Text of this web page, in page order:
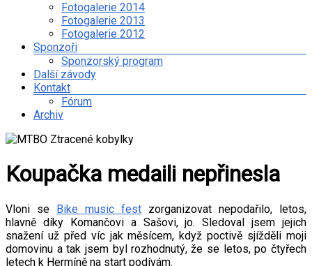
Fotogalerie 2014
Fotogalerie 2013
Fotogalerie 2012
Sponzoři
Sponzorský program
Další závody
Kontakt
Fórum
Archiv
Koupačka medaili nepřinesla
Vloni se Bike music fest zorganizovat nepodařilo, letos,
hlavně díky Komančovi a Sašovi, jo. Sledoval jsem jejich
snažení už před víc jak měsícem, když poctivě sjížděli moji
domovinu a tak jsem byl rozhodnutý, že se letos, po čtyřech
letech k Hermíně na start podívám.